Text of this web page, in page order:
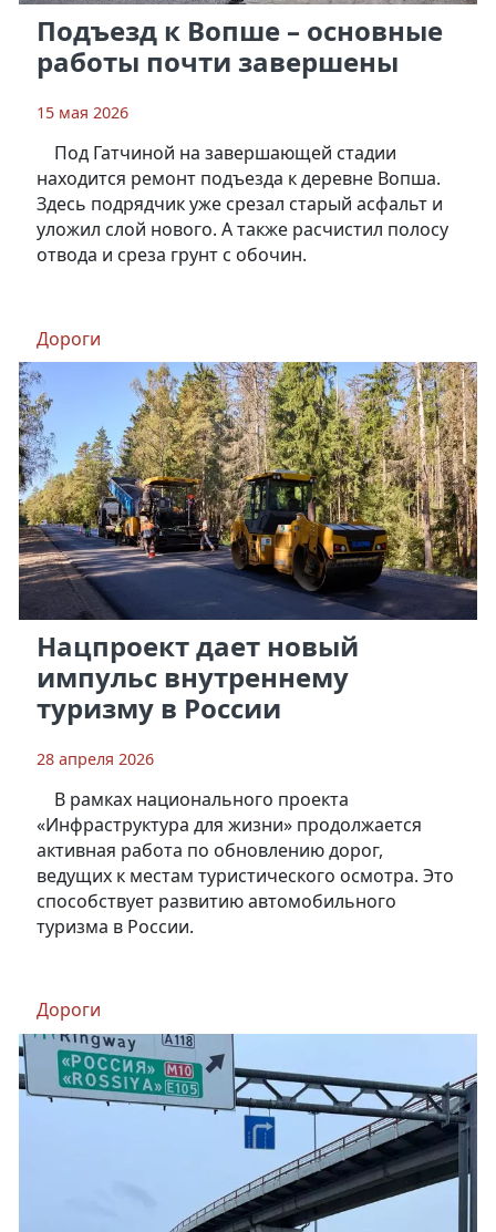
Подъезд к Вопше – основные
работы почти завершены
15 мая 2026
Под Гатчиной на завершающей стадии
находится ремонт подъезда к деревне Вопша.
Здесь подрядчик уже срезал старый асфальт и
уложил слой нового. А также расчистил полосу
отвода и среза грунт с обочин.
Дороги
Нацпроект дает новый
импульс внутреннему
туризму в России
28 апреля 2026
В рамках национального проекта
«Инфраструктура для жизни» продолжается
активная работа по обновлению дорог,
ведущих к местам туристического осмотра. Это
способствует развитию автомобильного
туризма в России.
Дороги